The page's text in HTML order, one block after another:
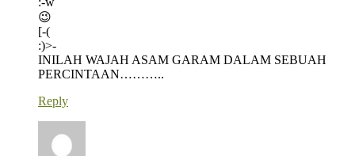
😉
[-(
:)>-
INILAH WAJAH ASAM GARAM DALAM SEBUAH
PERCINTAAN………..
Reply